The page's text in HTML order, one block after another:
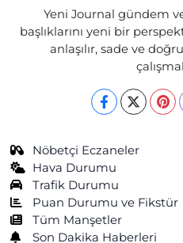
Yeni Journal gündem
başlıklarını yeni bir
anlaşılır, sade ve
Nöbetçi Eczaneler
Hava Durumu
Trafik Durumu
Puan Durumu ve Fikstür
Tüm Manşetler
Son Dakika Haberleri